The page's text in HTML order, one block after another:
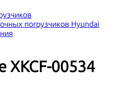
погрузчиков Hyundai
XKCF-00534